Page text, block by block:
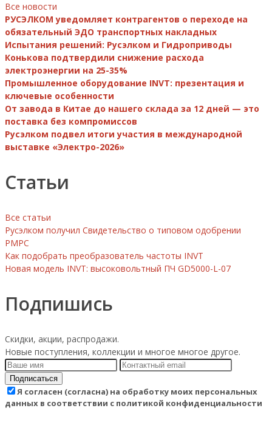
Все новости
РУСЭЛКОМ уведомляет контрагентов о переходе на
обязательный ЭДО транспортных накладных
Испытания решений: Русэлком и Гидроприводы
Конькова подтвердили снижение расхода
электроэнергии на 25-35%
Промышленное оборудование INVT: презентация и
ключевые особенности
От завода в Китае до нашего склада за 12 дней — это
поставка без компромиссов
Русэлком подвел итоги участия в международной
выставке «Электро-2026»
Статьи
Все статьи
Русэлком получил Свидетельство о типовом одобрении
РМРС
Как подобрать преобразователь частоты INVT
Новая модель INVT: высоковольтный ПЧ GD5000-L-07
Подпишись
Скидки, акции, распродажи.
Новые поступления, коллекции и многое многое другое.
Подписаться
Я согласен (согласна) на обработку моих персональных
данных в соответствии с политикой конфиденциальности